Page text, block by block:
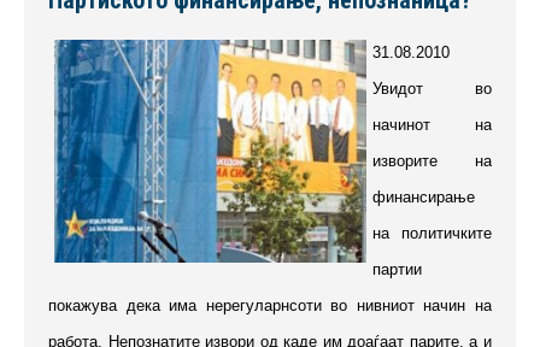
31.08.2010
Увидот во
начинот на
изворите на
финансирање
на политичките
партии
покажува дека има нерегуларнсоти во нивниот начин на
работа. Непознатите извори од каде им доаѓаат парите, а и